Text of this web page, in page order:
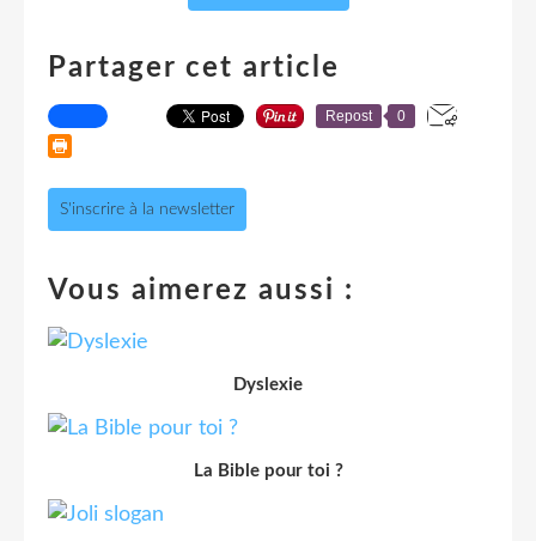
Partager cet article
Repost 0
S'inscrire à la newsletter
Vous aimerez aussi :
Dyslexie
La Bible pour toi ?